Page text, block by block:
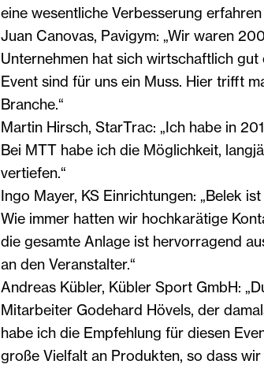
eine wesentliche Verbesserung erfahren
Juan Canovas, Pavigym: „Wir waren
Unternehmen hat sich wirtschaftlich
Event sind für uns ein Muss. Hier trifft
Branche.“
Martin Hirsch, StarTrac: „Ich habe in
Bei MTT habe ich die Möglichkeit,
vertiefen.“
Ingo Mayer, KS Einrichtungen: „Belek
Wie immer hatten wir hochkarätige
die gesamte Anlage ist hervorragend
an den Veranstalter.“
Andreas Kübler, Kübler Sport GmbH:
Mitarbeiter Godehard Hövels, der
habe ich die Empfehlung für diesen
große Vielfalt an Produkten, so dass